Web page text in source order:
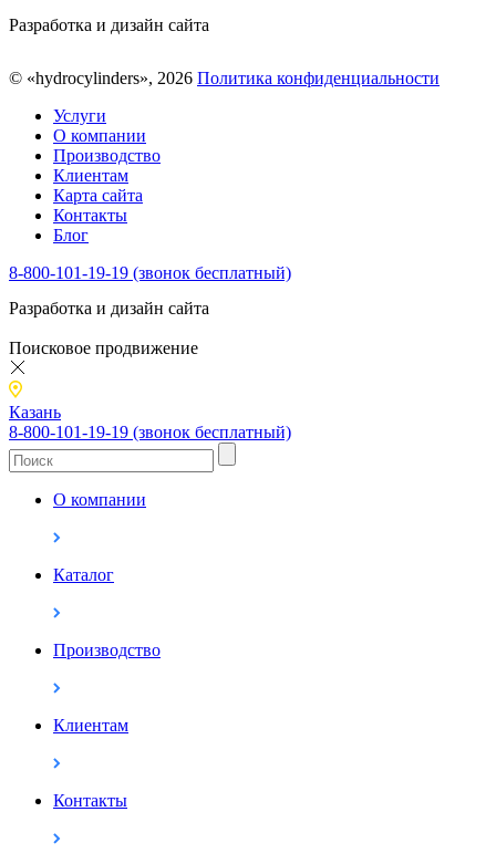
Разработка и дизайн сайта
© «hydrocylinders», 2026 Политика конфиденциальности
Услуги
О компании
Производство
Клиентам
Карта сайта
Контакты
Блог
8-800-101-19-19 (звонок бесплатный)
Разработка и дизайн сайта
Поисковое продвижение
Казань
8-800-101-19-19 (звонок бесплатный)
О компании
Каталог
Производство
Клиентам
Контакты